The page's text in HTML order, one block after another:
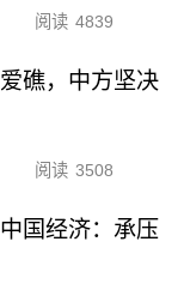
阅读 4839
礁，中方坚决
阅读 3508
国经济：承压